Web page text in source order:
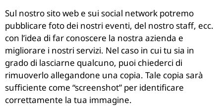
Sul nostro sito web e sui social network potremo
pubblicare foto dei nostri eventi, del nostro staff, ecc.
con l’idea di far conoscere la nostra azienda e
migliorare i nostri servizi. Nel caso in cui tu sia in
grado di lasciarne qualcuno, puoi chiederci di
rimuoverlo allegandone una copia. Tale copia sarà
sufficiente come “screenshot” per identificare
correttamente la tua immagine.